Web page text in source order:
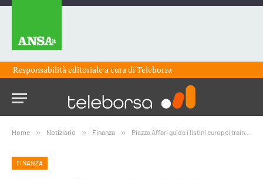
Responsabilità editoriale a cura diTeleborsa
Home » Notiziario » Finanza » Piazza Affari guida i listini europei trainata da Eni e utilities
FINANZA